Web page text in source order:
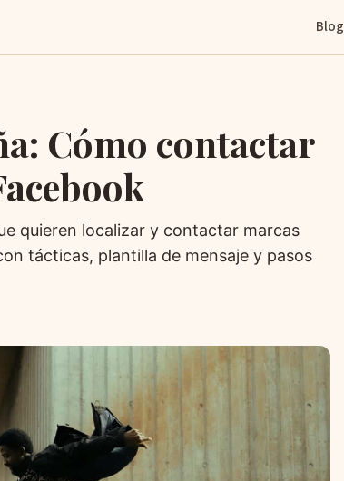
Blog
Cómo contactar
quieren localizar y contactar marcas
tácticas, plantilla de mensaje y pasos